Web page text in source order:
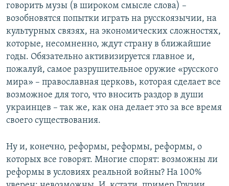
говорить музы (в широком смысле слова) –
возобновятся попытки играть на русскоязычии, на
культурных связях, на экономических сложностях,
которые, несомненно, ждут страну в ближайшие
годы. Обязательно активизируется главное и,
пожалуй, самое разрушительное оружие «русского
мира» – православная церковь, которая сделает все
возможное для того, что вносить раздор в души
украинцев – так же, как она делает это за все время
своего существования.
Ну и, конечно, реформы, реформы, реформы, о
которых все говорят. Многие спорят: возможны ли
реформы в условиях реальной войны? На 100%